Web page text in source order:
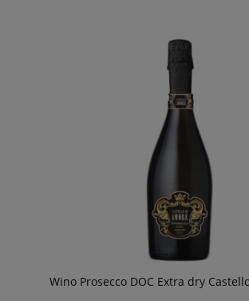
Wino Prosecco DOC Extra dry